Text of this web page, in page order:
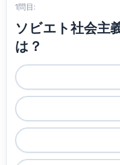
1問目:
ソビエト社会主
は？